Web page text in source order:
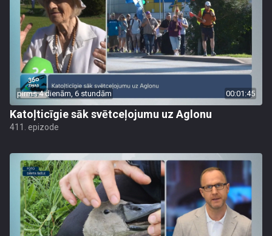
pirms 4 dienām, 6 stundām 00:01:45
Katoļticīgie sāk svētceļojumu uz Aglonu
411. epizode